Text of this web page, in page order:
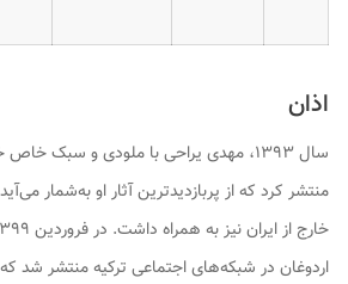
اذان
سال ۱۳۹۳، مهدی یراحی با ملودی و سبک
منتشر کرد که از پربازدیدترین آثار او به‌شمار
اردوغان در شبکه‌های اجتماعی ترکیه منتشر شد